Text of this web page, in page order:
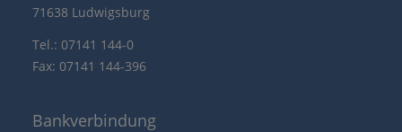
71638 Ludwigsburg
Tel.: 07141 144-0
Fax: 07141 144-396
Bankverbindung